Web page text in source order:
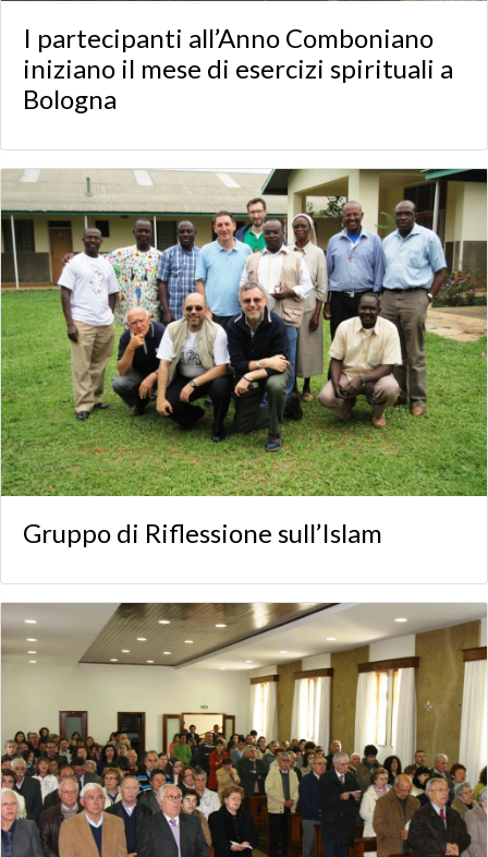
I partecipanti all’Anno Comboniano
iniziano il mese di esercizi spirituali a
Bologna
Gruppo di Riflessione sull’Islam